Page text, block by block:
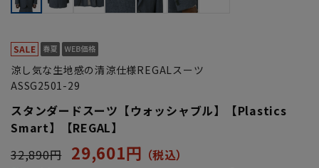
涼し気な生地感の清涼仕様REGALスーツ
ASSG2501-29
スタンダードスーツ【ウォッシャブル】【Plastics
Smart】【REGAL】
32,890円
29,601円